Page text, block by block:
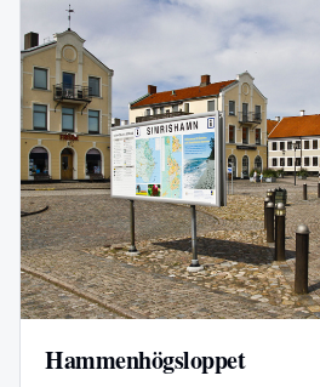
Hammenhögsloppet